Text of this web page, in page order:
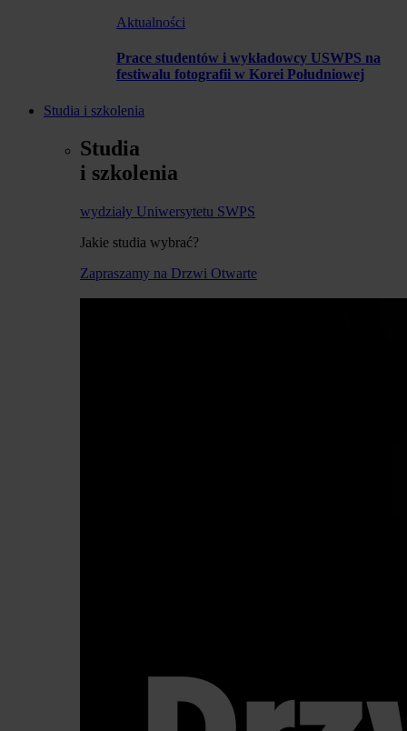
Aktualności
Prace studentów i wykładowcy USWPS na
festiwalu fotografii w Korei Południowej
Studia i szkolenia
Studia
i szkolenia
wydziały Uniwersytetu SWPS
Jakie studia wybrać?
Zapraszamy na Drzwi Otwarte